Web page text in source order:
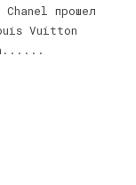
Chanel прошел
Vuitton
а......